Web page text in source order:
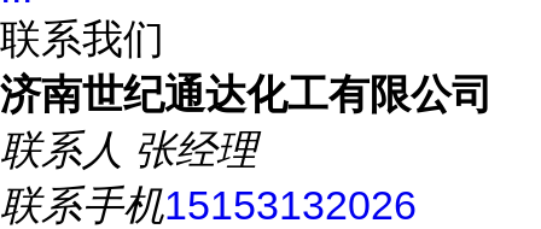
联系我们
济南世纪通达化工有限公司
联系人 张经理
联系手机15153132026